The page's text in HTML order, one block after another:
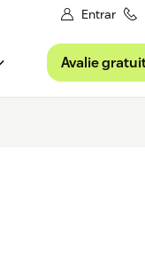
Entrar
Avalie